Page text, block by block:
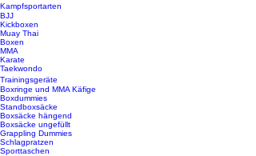
Kampfsportarten
BJJ
Kickboxen
Muay Thai
Boxen
MMA
Karate
Taekwondo
Trainingsgeräte
Boxringe und MMA Käfige
Boxdummies
Standboxsäcke
Boxsäcke hängend
Boxsäcke ungefüllt
Grappling Dummies
Schlagpratzen
Sporttaschen